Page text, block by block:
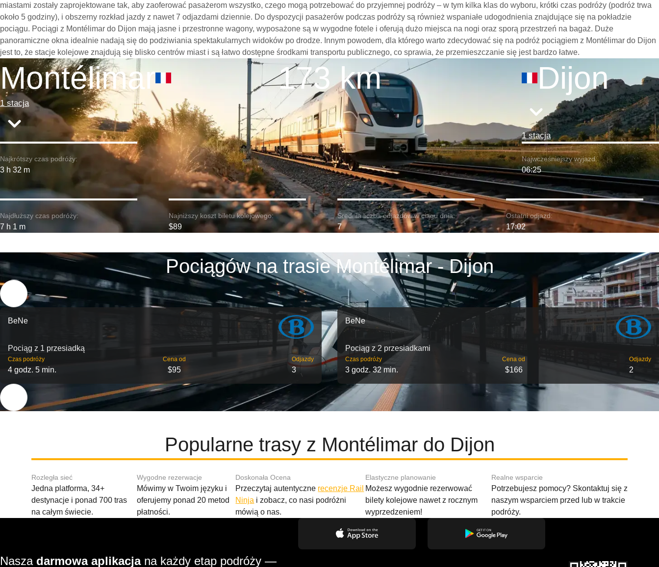
miastami zostały zaprojektowane tak, aby zaoferować pasażerom wszystko, czego mogą potrzebować do przyjemnej podróży – w tym kilka klas do wyboru, krótki czas podróży (podróż trwa
około 5 godziny), i obszerny rozkład jazdy z nawet 7 odjazdami dziennie. Do dyspozycji pasażerów podczas podróży są również wspaniałe udogodnienia znajdujące się na pokładzie
pociągu. Pociągi z Montélimar do Dijon mają jasne i przestronne wagony, wyposażone są w wygodne fotele i oferują dużo miejsca na nogi oraz sporą przestrzeń na bagaż. Duże
panoramiczne okna idealnie nadają się do podziwiania spektakularnych widoków po drodze. Innym powodem, dla którego warto zdecydować się na podróż pociągiem z Montélimar do Dijon
jest to, że stacje kolejowe znajdują się blisko centrów miast i są łatwo dostępne środkami transportu publicznego, co sprawia, że przemieszczanie się jest bardzo łatwe.
Montélimar
1 stacja
173 km Dijon
1 stacja
Najkrótszy czas podróży:
3 h 32 m
Najwcześniejszy wyjazd:
06:25
Najdłuższy czas podróży:
7 h 1 m
Najniższy koszt biletu kolejowego:
$89
Średnia liczba odjazdów w ciągu dnia:
7
Ostatni odjazd:
17:02
Pociągów na trasie Montélimar - Dijon
BeNe
Pociąg z 1 przesiadką
Czas podróży
4 godz. 5 min.
Cena od
$95
Odjazdy
3
BeNe
Pociąg z 2 przesiadkami
Czas podróży
3 godz. 32 min.
Cena od
$166
Odjazdy
2
Popularne trasy z Montélimar do Dijon
Rozległa sieć
Jedna platforma, 34+
destynacje i ponad 700 tras
na całym świecie.
Wygodne rezerwacje
Mówimy w Twoim języku i
oferujemy ponad 20 metod
płatności.
Doskonała Ocena
Przeczytaj autentyczne recenzje Rail
Ninja i zobacz, co nasi podróżni
mówią o nas.
Elastyczne planowanie
Możesz wygodnie rezerwować
bilety kolejowe nawet z rocznym
wyprzedzeniem!
Realne wsparcie
Potrzebujesz pomocy? Skontaktuj się z
naszym wsparciem przed lub w trakcie
podróży.
Nasza darmowa aplikacjana każdy etap podróży —